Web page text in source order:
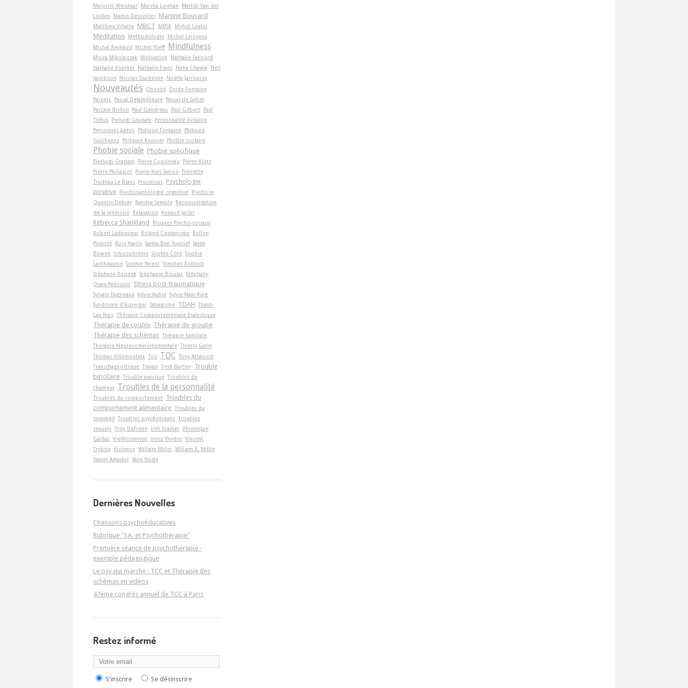
Marjorie Weishaar Marsha Linehan
Martial Van der
Linden
Martin Desseilles Martine Bouvard
Matthieu Villatte MBCT MBSR Mehdi Liratni
Méditation Méthodologie Michel Lejoyeux
Michel Reynaud
Michel Ylieff Mindfulness
Moïra Mikolajczak Motivation
Nathalie Fallourd
Nathalie Fournet Nathalie Franc Neha Chawla
Neil
Jacobson
Nicolas Duchesne Noëlla Jarrousse
Nouveautés Obésité Ovide Fontaine
Parents Pascal Delamillieure Pascal de Sutter
Pascale Brillon
Paul Gendreau Paul Gilbert Paul
Tréhin
Perluigi Graziani
Personnalité évitante
Personnes âgées Philippe Fontaine Philippe
Guichenez Philippe Roussel Phobie scolaire
Phobie sociale Phobie spécifique
Pierluigi Graziani Pierre Cousineau
Pierre Klotz
Pierre Philippot Pierre-Yves Sarron
Pierrette
Trudeau Le Blanc Processus Psychologie
positive Psychopathologie cognitive Psychose
Quentin Debray Randye Semple Reconsolidation
de la mémoire Relaxation Renaud Jardri
Rébecca Shankland
Risques Psycho-sociaux
Robert Ladouceur Roland Coutanceau
Rollon
Poinsot Russ Harris Samia Ben Youssef Sarah
Bowen Schizophrénie Sophie Côté Sophie
Lantheaume Sophie Parent Stephen Rollnick
Stéphane Rusinek Stéphanie Bioulac Stéphany
Orain-Pelissolo
Stress post-traumatique
Sylvain Dagneaux Sylvie Aubin Sylvie Naar-King
Syndrome d'Asperger Tabagisme TDAH Thanh-
Lan Ngo Thérapie Comportementale Dialectique
Thérapie de couple Thérapie de groupe
Thérapie des schémas Thérapie Familiale
Thérapie Neurocomportementale Thierry Garin
Thomas Villemonteix Tics TOC Tony Attwood
Transdiagnostique Travail Trish Bartley Trouble
bipolaire Trouble panique Troubles de
l'humeur Troubles de la personnalité
Troubles du comportement Troubles du
comportement alimentaire Troubles du
sommeil Troubles psychotiques Troubles
sexuels Troy DuFrene Ueli Kramer Véronique
Gaillac Vieillissement Vinca Rivière Vincent
Trybou Violence William Miller William R. Miller
Xavier Amador Yann Hodé
Dernières Nouvelles
Chansons psychoéducatives
Rubrique "I.A. et Psychothérapie"
Première séance de psychothérapie -
exemple pédagogique
Le psy qui marche : TCC et Thérapie des
schémas en vidéos
47ème congrès annuel de TCC à Paris
Restez informé
S'inscrire Se désinscrire